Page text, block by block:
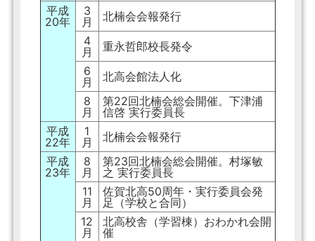
平成
20年
3
月
北楠会会報発行
4
月
重永哲郎校長発令
6
月
北高会館法人化
8
月
第22回北楠会総会開催。下津浦
信啓 実行委員長
平成
22年
1
月
北楠会会報発行
平成
23年
8
月
第23回北楠会総会開催。村塚敏
之 実行委員長
11
月
佐賀北高50周年・実行委員会発
足（学校と合同）
12
月
北高校舎（学習棟）おわかれ会開
催